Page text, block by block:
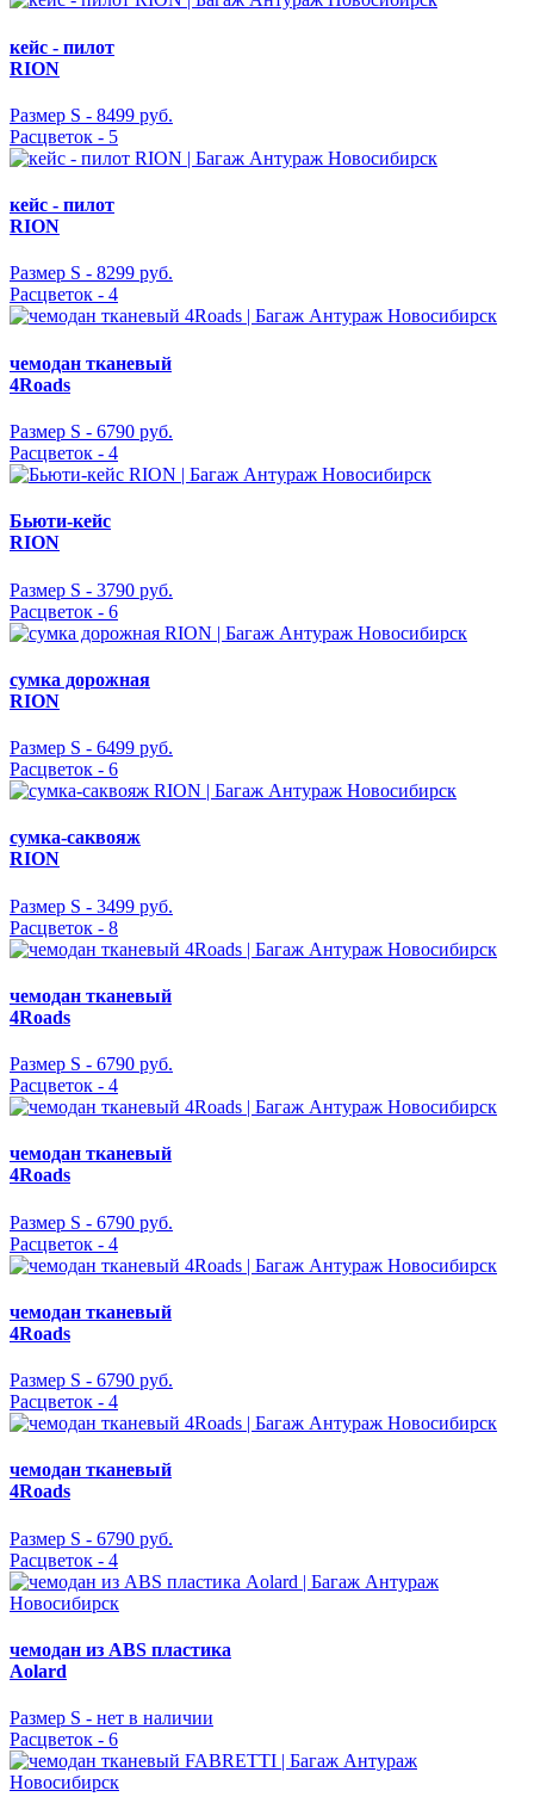
кейс - пилот
RION
Размер S - 8499 руб.
Расцветок - 5
кейс - пилот
RION
Размер S - 8299 руб.
Расцветок - 4
чемодан тканевый
4Roads
Размер S - 6790 руб.
Расцветок - 4
Бьюти-кейс
RION
Размер S - 3790 руб.
Расцветок - 6
сумка дорожная
RION
Размер S - 6499 руб.
Расцветок - 6
сумка-саквояж
RION
Размер S - 3499 руб.
Расцветок - 8
чемодан тканевый
4Roads
Размер S - 6790 руб.
Расцветок - 4
чемодан тканевый
4Roads
Размер S - 6790 руб.
Расцветок - 4
чемодан тканевый
4Roads
Размер S - 6790 руб.
Расцветок - 4
чемодан тканевый
4Roads
Размер S - 6790 руб.
Расцветок - 4
чемодан из ABS пластика
Aolard
Размер S - нет в наличии
Расцветок - 6